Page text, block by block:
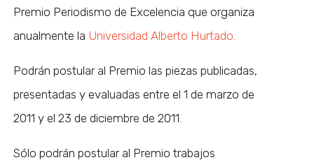
Premio Periodismo de Excelencia que organiza
anualmente la Universidad Alberto Hurtado.
Podrán postular al Premio las piezas publicadas,
presentadas y evaluadas entre el 1 de marzo de
2011 y el 23 de diciembre de 2011.
Sólo podrán postular al Premio trabajos